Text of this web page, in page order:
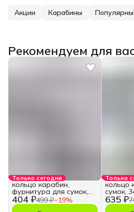
Акции Карабины
Рекомендуем для
Только сегодня
404 ₽499 ₽−19%
кольцо карабин,
фурнитура для сумок,
28 мм.
Только
635 ₽
кольцо
сумок,